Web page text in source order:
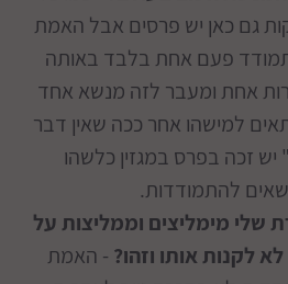
גם כאן יש פרסים אבל האמת
פעם אחת בלבד באותה
אחת ומעבר לזה מנשא אחד
למישהו אחר ככה שאין דבר
זכה בפרס במגזין כלשהו
להתמודדות.
שלי מימליצים וממליצות על
לקנות אותו וזהו? - האמת